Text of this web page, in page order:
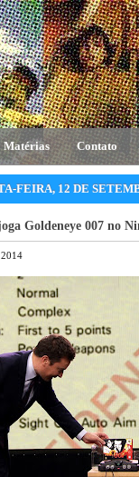
Matérias Contato
FEIRA, 12 DE
Goldeneye 007 no
2014